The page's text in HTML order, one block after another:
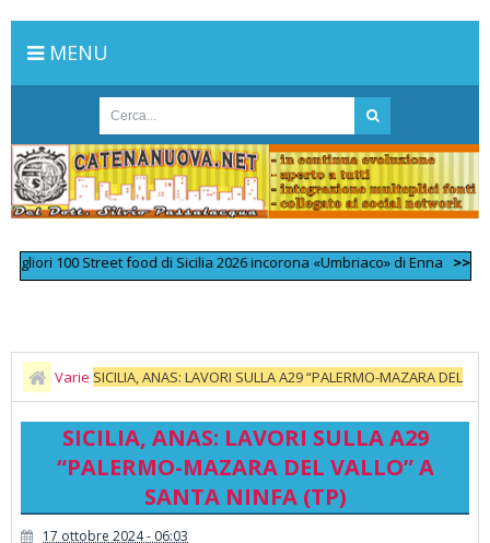
MENU
100 Street food di Sicilia 2026 incorona «Umbriaco» di Enna >>
Varie SICILIA, ANAS: LAVORI SULLA A29 “PALERMO-MAZARA DEL
VALLO” A SANTA NINFA (TP)
SICILIA, ANAS: LAVORI SULLA A29
“PALERMO-MAZARA DEL VALLO” A
SANTA NINFA (TP)
17 ottobre 2024 - 06:03